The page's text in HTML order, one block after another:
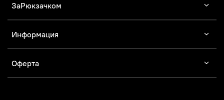
Наполнитель
Состегивание между собой
Да
ЗаРюкзачком
Информация
Оферта